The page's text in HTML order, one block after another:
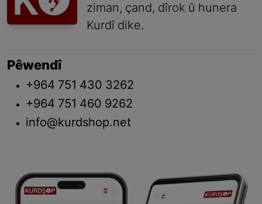
ziman, çand, dîrok û hunera
Kurdî dike.
Pêwendî
+964 751 430 3262
+964 751 460 9262
info@kurdshop.net